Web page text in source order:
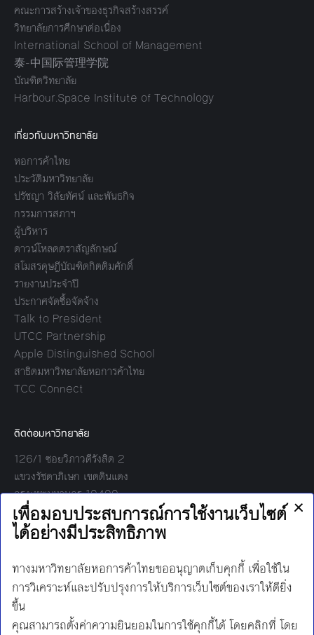
คณะการสร้างเจ้าของธุรกิจสร้างสรรค์
วิทยาลัยการศึกษาต่อเนื่อง
International School of Management
泰-中国际管理学院
บัณฑิตวิทยาลัย
Harbour.Space Institute of Technology
เกี่ยวกับมหาวิทยาลัย
หอการค้าไทย
ประวัติมหาวิทยาลัย
ปรัชญา วิสัยทัศน์ และพันธกิจ
กรรมการสภาฯ
ผู้บริหาร
ดาวน์โหลดตราสัญลักษณ์
สโมสรดุษฎีบัณฑิตกิตติมศักดิ์
รายงานประจำปี
ประกาศจัดซื้อจัดจ้าง
Talk to President
UTCC Partnership
Apple Distinguished School
สาธิตมหาวิทยาลัยหอการค้าไทย
TCC Connect
ติดต่อมหาวิทยาลัย
126/1 ซอยวิภาวดีรังสิต 2
แขวงรัชดาภิเษก เขตดินแดง
กรุงเทพมหานคร 10400
โทร:
02-697-6000
เวลาทำการ:
8.30 - 17.00
Find us on:
Facebook
TwitterYouTube
Instagram
LineMail